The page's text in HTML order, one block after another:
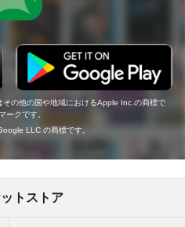
の他の国や地域におけるApple Inc.の商標で
ークです。
LLC の商標です。
トストア